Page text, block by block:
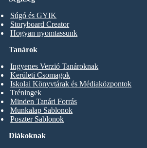
Súgó és GYIK
Storyboard Creator
Hogyan nyomtassunk
Diákoknak
Tanárok
Ingyenes Verzió Tanároknak
Kerületi Csomagok
Iskolai Könyvtárak és Médiaközpontok
Tréningek
Minden Tanári Forrás
Munkalap Sablonok
Poszter Sablonok